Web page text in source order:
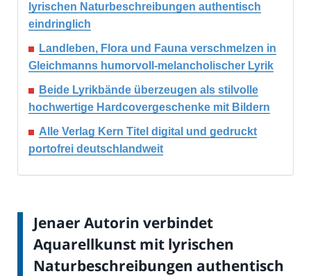
lyrischen Naturbeschreibungen authentisch
eindringlich
Landleben, Flora und Fauna verschmelzen in
Gleichmanns humorvoll-melancholischer Lyrik
Beide Lyrikbände überzeugen als stilvolle
hochwertige Hardcovergeschenke mit Bildern
Alle Verlag Kern Titel digital und gedruckt
portofrei deutschlandweit
Jenaer Autorin verbindet
Aquarellkunst mit lyrischen
Naturbeschreibungen authentisch